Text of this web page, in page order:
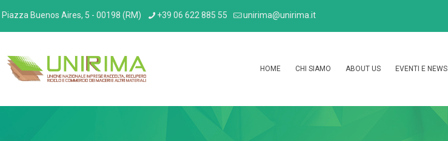
Piazza Buenos Aires, 5 - 00198 (RM) +39 06 622 885 55 unirima@unirima.it
HOME CHI SIAMO ABOUT US EVENTI E NEWS